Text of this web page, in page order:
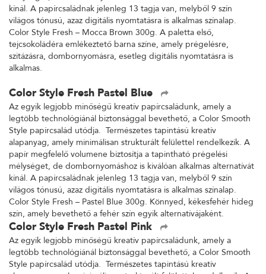
kínál. A papírcsaládnak jelenleg 13 tagja van, melyből 9 szín
világos tónusú, azaz digitális nyomtatásra is alkalmas színalap.
Color Style Fresh – Mocca Brown 300g. A paletta első,
tejcsokoládéra emlékeztető barna színe, amely prégelésre,
szitázásra, dombornyomásra, esetleg digitális nyomtatásra is
alkalmas.
Color Style Fresh Pastel Blue
Az egyik legjobb minőségű kreatív papírcsaládunk, amely a
legtöbb technológiánál biztonsággal bevethető, a Color Smooth
Style papírcsalád utódja. Természetes tapintású kreatív
alapanyag, amely minimálisan strukturált felülettel rendelkezik. A
papír megfelelő volumene biztosítja a tapintható prégelési
mélységet, de dombornyomáshoz is kiválóan alkalmas alternatívát
kínál. A papírcsaládnak jelenleg 13 tagja van, melyből 9 szín
világos tónusú, azaz digitális nyomtatásra is alkalmas színalap.
Color Style Fresh – Pastel Blue 300g. Könnyed, kékesfehér hideg
szín, amely bevethető a fehér szín egyik alternatívájaként.
Color Style Fresh Pastel Pink
Az egyik legjobb minőségű kreatív papírcsaládunk, amely a
legtöbb technológiánál biztonsággal bevethető, a Color Smooth
Style papírcsalád utódja. Természetes tapintású kreatív